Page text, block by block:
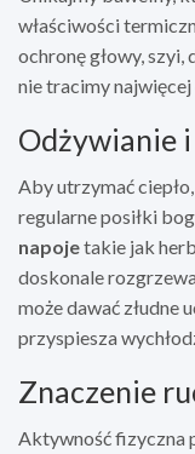
właściwości
ochronę głowy, szyi,
nie tracimy najwięcej
Odżywianie
Aby utrzymać
regularne posiłki
napojetakie jak
doskonale
może dawać złudne
przyspiesza
Znaczenie
Aktywność fizyczna